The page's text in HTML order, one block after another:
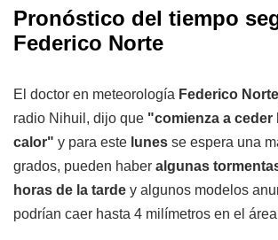
Pronóstico del tiempo
Federico Norte
El doctor en meteorología Federico Norte
radio Nihuil, dijo que "comienza a ceder
calor" y para este lunes se espera una
grados, pueden haber algunas
horas de la tarde y algunos modelos
podrían caer hasta 4 milímetros en el